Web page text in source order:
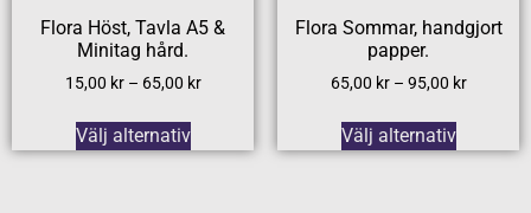
Flora Höst, Tavla A5 &
Minitag hård.
15,00 kr – 65,00 kr
Välj alternativ
Flora Sommar, handgjort
papper.
65,00 kr – 95,00 kr
Välj alternativ